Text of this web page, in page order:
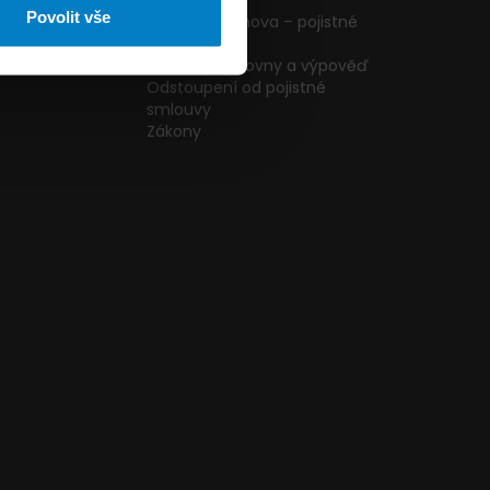
Povolit vše
Pojištění domova – pojistné
podmínky
Změna pojišťovny a výpověď
Odstoupení od pojistné
smlouvy
Zákony